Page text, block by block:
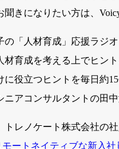
聞きになりたい方は、
の「人材育成」応援ラジ
材育成を考える上でヒン
に役立つヒントを毎日約
ニアコンサルタントの田中
トレノケート株式会社の
モートネイティブな新入